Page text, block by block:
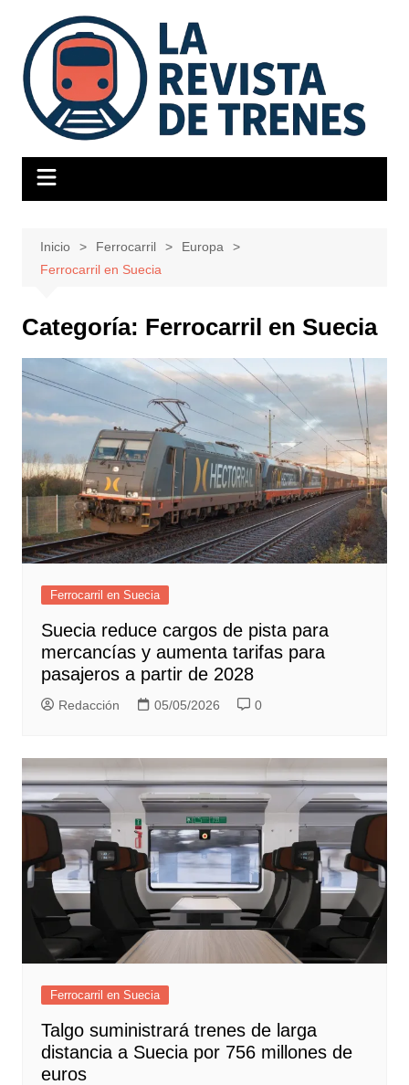
contenido
Inicio Ferrocarril
Europa
Ferrocarril en Suecia
Categoría: Ferrocarril en Suecia
Ferrocarril en Suecia
Suecia reduce cargos de pista para
mercancías y aumenta tarifas para
pasajeros a partir de 2028
Redacción 05/05/2026 0
Ferrocarril en Suecia
Talgo suministrará trenes de larga
distancia a Suecia por 756 millones de
euros